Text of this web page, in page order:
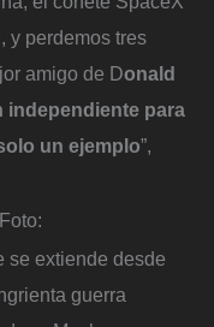
y perdemos tres
amigo de Donald
independiente para
un ejemplo”,
Foto:
se extiende desde
guerra